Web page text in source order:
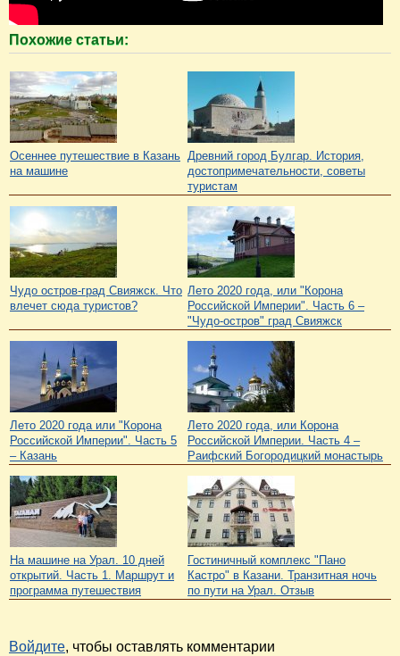
Похожие статьи:
Осеннее путешествие в Казань
на машине
Древний город Булгар. История,
достопримечательности, советы
туристам
Чудо остров-град Свияжск. Что
влечет сюда туристов?
Лето 2020 года, или "Корона
Российской Империи". Часть 6 –
"Чудо-остров" град Свияжск
Лето 2020 года или "Корона
Российской Империи". Часть 5
– Казань
Лето 2020 года, или Корона
Российской Империи. Часть 4 –
Раифский Богородицкий монастырь
На машине на Урал. 10 дней
открытий. Часть 1. Маршрут и
программа путешествия
Гостиничный комплекс "Пано
Кастро" в Казани. Транзитная ночь
по пути на Урал. Отзыв
Войдите, чтобы оставлять комментарии